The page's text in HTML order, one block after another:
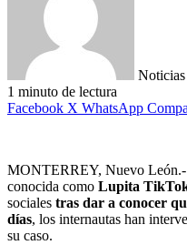
1 minuto de lectura
Facebook X WhatsApp
MONTERREY, Nuevo León.-
conocida como Lupita
sociales tras dar a conocer
días, los internautas han
su caso.